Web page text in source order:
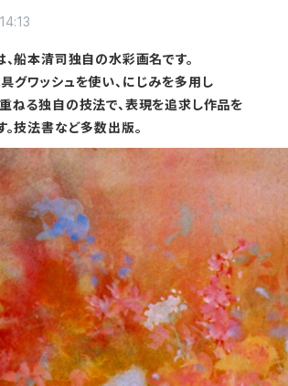
、船本清司独自の水彩画名です。
グワッシュを使い、にじみを多用し
ねる独自の技法で、表現を追求し作品を
。技法書など多数出版。